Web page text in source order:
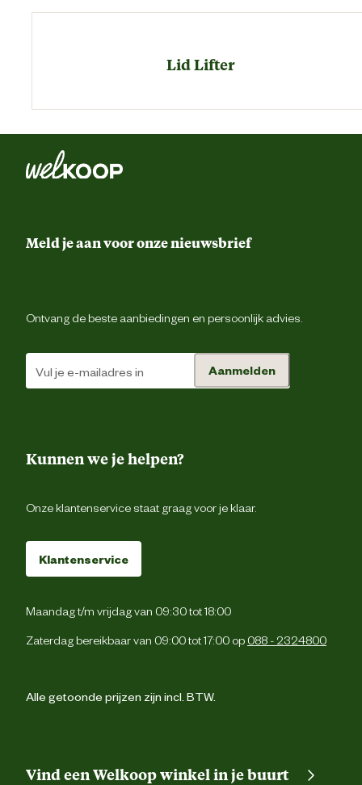
Lid Lifter
Meld je aan voor onze nieuwsbrief
Ontvang de beste aanbiedingen en persoonlijk advies.
Aanmelden
Kunnen we je helpen?
Onze klantenservice staat graag voor je klaar.
Klantenservice
Maandag t/m vrijdag van 09:30 tot 18:00
Zaterdag bereikbaar van 09:00 tot 17:00 op 088 - 2324800
Alle getoonde prijzen zijn incl. BTW.
Vind een Welkoop winkel in je buurt